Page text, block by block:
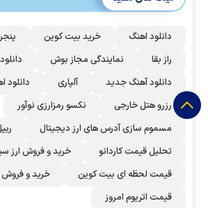
دانلود اهنگ خرید بیت کوین
راز بقا
نمایندگی مجاز بوش
دانلود آهنگ جدید
آلپاری
دانلود
رزرو هتل خارجی
نکسو رمزارزی نوآور
مسموم سازی آدرس های ارز دیجیتال
تحلیل قیمت کاردانو
خرید و فروش ارز
قیمت لحظه ای بیت کوین
خرید و فروش
قیمت اتریوم امروز